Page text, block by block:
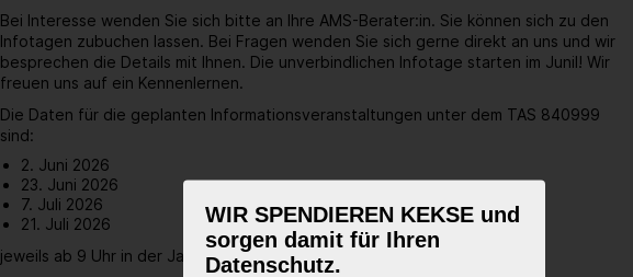
WIR SPENDIEREN KEKSE und
sorgen damit für Ihren
Datenschutz.
Bei Interesse wenden Sie sich bitte an Ihre AMS-Berater:in. Sie können sich zu den
Infotagen zubuchen lassen. Bei Fragen wenden Sie sich gerne direkt an uns und wir
besprechen die Details mit Ihnen. Die unverbindlichen Infotage starten im Junil! Wir
freuen uns auf ein Kennenlernen.
Die Daten für die geplanten Informationsveranstaltungen unter dem TAS 840999
sind:
2. Juni 2026
23. Juni 2026
7. Juli 2026
21. Juli 2026
jeweils ab 9 Uhr in der Janis Joplin Promenade 26/8. Stock, 1220 Wien.